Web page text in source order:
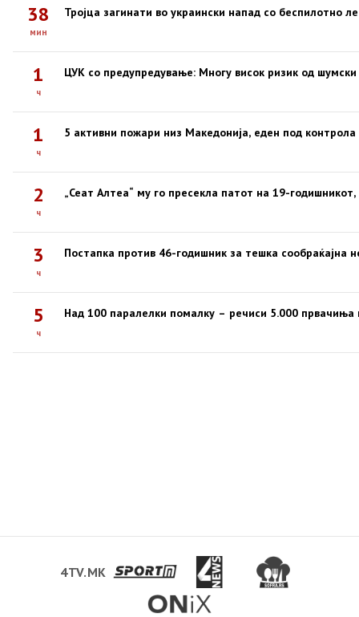
38
мин
Тројца загинати во украински напад со беспилотно
1
ч
ЦУК со предупредување: Многу висок ризик од
1
ч
5 активни пожари низ Македонија, еден под контрола
2
ч
„Сеат Алтеа“ му го пресекла патот на 19-
3
ч
Постапка против 46-годишник за тешка сообраќајна
5
ч
Над 100 паралелки помалку – речиси 5.000
4TV.MK